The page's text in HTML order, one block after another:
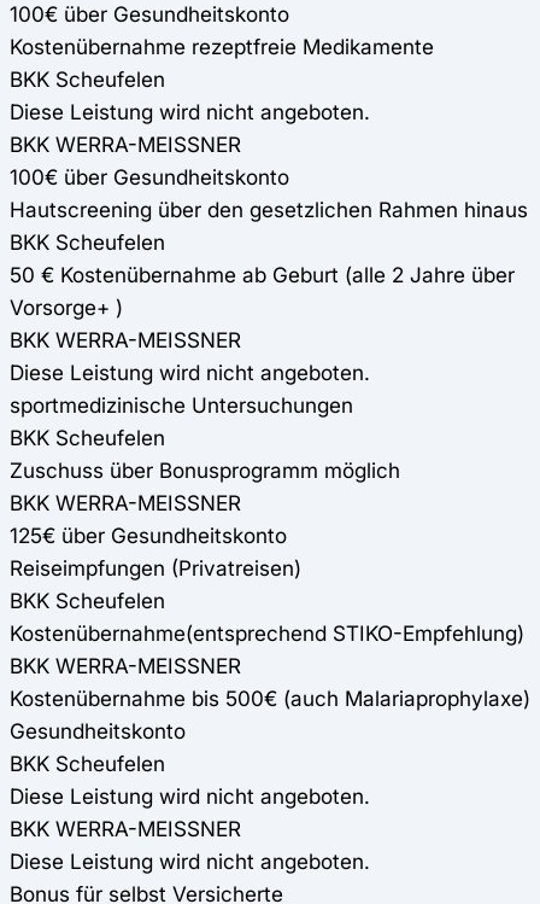
100€ über Gesundheitskonto
Kostenübernahme rezeptfreie Medikamente
BKK Scheufelen
Diese Leistung wird nicht angeboten.
BKK WERRA-MEISSNER
100€ über Gesundheitskonto
Hautscreening über den gesetzlichen Rahmen hinaus
BKK Scheufelen
50 € Kostenübernahme ab Geburt (alle 2 Jahre über
Vorsorge+ )
BKK WERRA-MEISSNER
Diese Leistung wird nicht angeboten.
sportmedizinische Untersuchungen
BKK Scheufelen
Zuschuss über Bonusprogramm möglich
BKK WERRA-MEISSNER
125€ über Gesundheitskonto
Reiseimpfungen (Privatreisen)
BKK Scheufelen
Kostenübernahme(entsprechend STIKO-Empfehlung)
BKK WERRA-MEISSNER
Kostenübernahme bis 500€ (auch Malariaprophylaxe)
Gesundheitskonto
BKK Scheufelen
Diese Leistung wird nicht angeboten.
BKK WERRA-MEISSNER
Diese Leistung wird nicht angeboten.
Bonus für selbst Versicherte